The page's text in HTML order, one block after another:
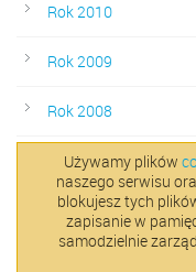
Rok 2010
Rok 2009
Rok 2008
Używamy plików
naszego serwisu
blokujesz tych
zapisanie w
samodzielnie